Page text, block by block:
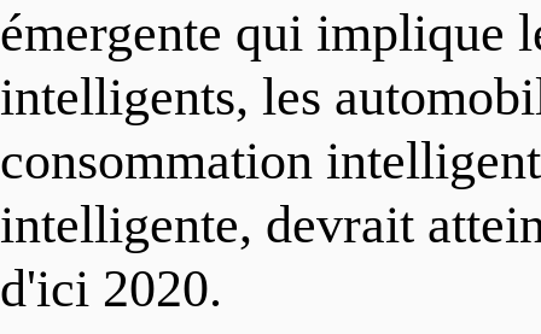
émergente qui implique
intelligents, les
consommation
intelligente, devrait
d'ici 2020.